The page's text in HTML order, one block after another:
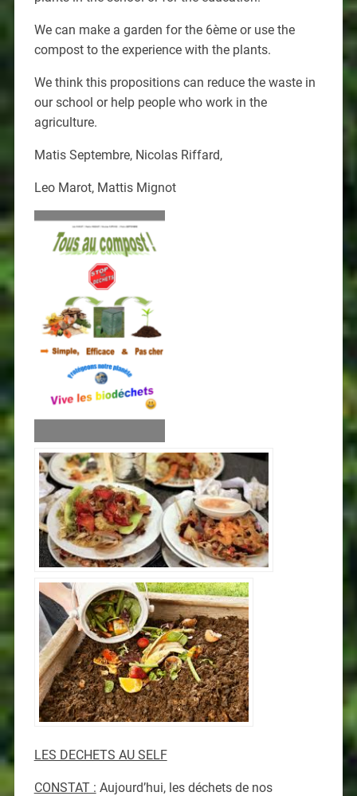
We can make a garden for the 6ème or use the
compost to the experience with the plants.
We think this propositions can reduce the waste in
our school or help people who work in the
agriculture.
Matis Septembre, Nicolas Riffard,
Leo Marot, Mattis Mignot
LES DECHETS AU SELF
CONSTAT : Aujourd’hui, les déchets de nos